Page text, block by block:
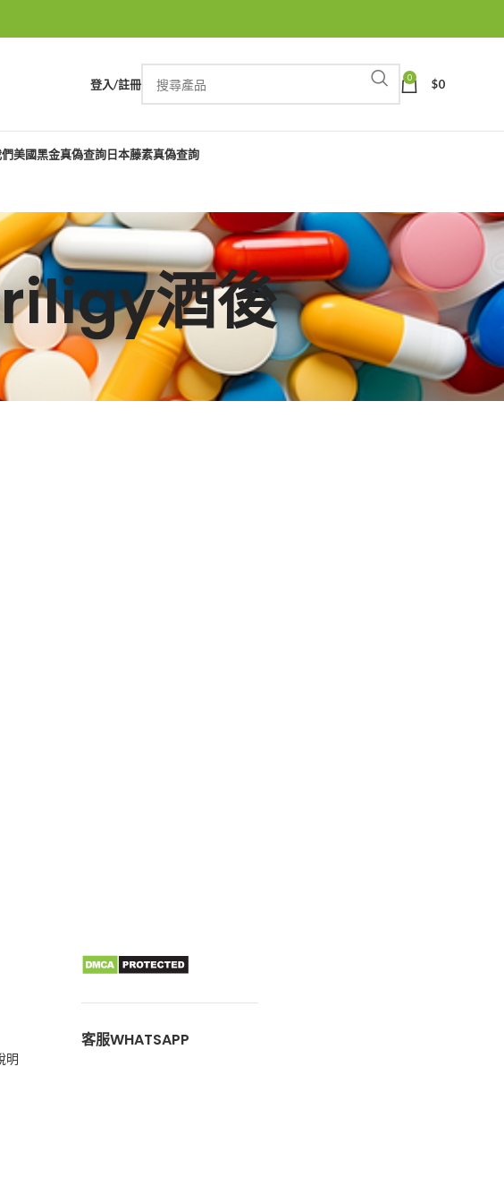
登入/註冊 0 $0
美國黑金真偽查詢日本藤素真偽查詢
酒後
明
客服WHATSAPP